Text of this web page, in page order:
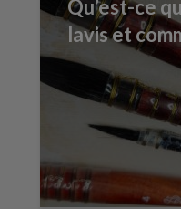
Qu’est-ce
lavis et